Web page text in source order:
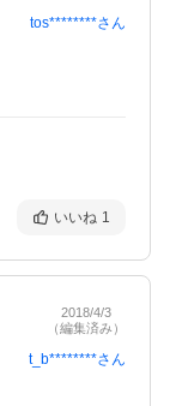
tos********さん
いいね 1
2018/4/3
（編集済み）
t_b********さん